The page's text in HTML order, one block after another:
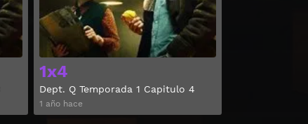
1x4
Dept. Q Temporada 1 Capitulo 4
1 año hace